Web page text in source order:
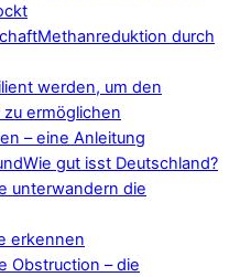
Methanreduktion durch
– eine Anleitung
Wie gut isst Deutschland?
erkennen
Obstruction – die